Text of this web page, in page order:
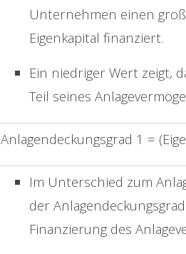
Unternehmen einen
Eigenkapital finanziert.
Ein niedriger Wert zeigt,
Teil seines
Anlagendeckungsgrad 1 =
Im Unterschied zum
der
Finanzierung des